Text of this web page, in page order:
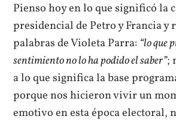
Pienso hoy en lo que significó la
presidencial de Petro y Francia y
palabras de Violeta Parra: “lo que
sentimiento no lo ha podido el saber”;
a lo que significa la base
porque nos hicieron vivir un
emotivo en esta época electoral,